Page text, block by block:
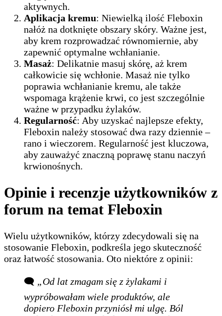
aktywnych.
Aplikacja kremu: Niewielką ilość Fleboxin
nałóż na dotknięte obszary skóry. Ważne jest,
aby krem rozprowadzać równomiernie, aby
zapewnić optymalne wchłanianie.
Masaż: Delikatnie masuj skórę, aż krem
całkowicie się wchłonie. Masaż nie tylko
poprawia wchłanianie kremu, ale także
wspomaga krążenie krwi, co jest szczególnie
ważne w przypadku żylaków.
Regularność: Aby uzyskać najlepsze efekty,
Fleboxin należy stosować dwa razy dziennie –
rano i wieczorem. Regularność jest kluczowa,
aby zauważyć znaczną poprawę stanu naczyń
krwionośnych.
Opinie i recenzje użytkowników z
forum na temat Fleboxin
Wielu użytkowników, którzy zdecydowali się na
stosowanie Fleboxin, podkreśla jego skuteczność
oraz łatwość stosowania. Oto niektóre z opinii:
🗨️ „Od lat zmagam się z żylakami i
wypróbowałam wiele produktów, ale
dopiero Fleboxin przyniósł mi ulgę. Ból